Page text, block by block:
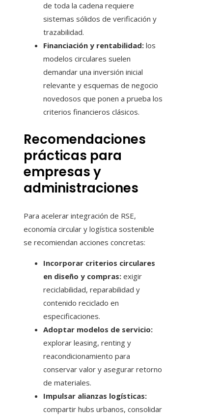
de toda la cadena requiere
sistemas sólidos de verificación y
trazabilidad.
Financiación y rentabilidad: los
modelos circulares suelen
demandar una inversión inicial
relevante y esquemas de negocio
novedosos que ponen a prueba los
criterios financieros clásicos.
Recomendaciones
prácticas para
empresas y
administraciones
Para acelerar integración de RSE,
economía circular y logística sostenible
se recomiendan acciones concretas:
Incorporar criterios circulares
en diseño y compras: exigir
reciclabilidad, reparabilidad y
contenido reciclado en
especificaciones.
Adoptar modelos de servicio:
explorar leasing, renting y
reacondicionamiento para
conservar valor y asegurar retorno
de materiales.
Impulsar alianzas logísticas:
compartir hubs urbanos, consolidar